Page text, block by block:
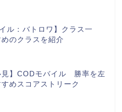
ル：バトロワ】クラス一
のクラスを紹介
見】CODモバイル 勝率を左
めスコアストリーク